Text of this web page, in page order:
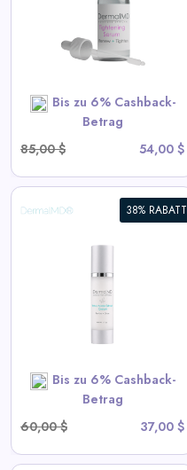
Bis zu 6% Cashback-
Betrag
85,00 $
54,00 $
View All DermalMD Deals
SHOP NOW
38% RABATT
Bis zu 6% Cashback-
Betrag
60,00 $
37,00 $
Ergonomischer Bürostuhl
View All Colamy Deals
SHOP NOW